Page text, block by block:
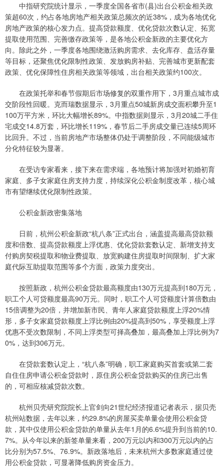
中指研究院统计显示，一季度全国各省市(县)出台公积金相关政
策超60次，约占各地房地产相关政策总频次的近38%，成为各地优化
房地产政策的核心发力点。提高贷款额度、优化贷款次数认定、拓宽
提取使用范围、完善缴存政策等，是各地公积金新政的主要优化方
向。除此之外，一季度各地围绕激活购房需求、去化库存、盘活存量
等目标，还聚焦优化限制性政策、发放购房补贴、完善城市更新配套
政策、优化保障性住房相关政策等领域，出台相关政策约100次。
在政策托举和春节假期后市场修复的双重作用下，3月重点城市成
交阶段性回暖。克而瑞数据显示，3月重点50城新房成交面积攀升至1
100万平方米，环比大幅增长89%。中指数据则显示，3月20城二手住
宅成交14.8万套，环比增长119%，春节后二手房成交量已连续5周环
比回升。不过，当前房地产市场整体仍处于调整阶段，不同能级城市
分化特征较为显著。
在受访专家看来，接下来在需求端，各地预计将加强对初婚初育
家庭、多子女家庭住房支持力度，持续深化公积金制度改革，核心城
市有望继续优化限制性政策。
公积金新政密集落地
日前，杭州公积金新政“杭八条”正式出台，涵盖提高最高贷款额
度和倍数、提高贷款额度上浮优惠、优化贷款套数认定、新增支持支
付购房契税提取和物业费提取、放宽购建住房提取时间限制、扩大家
庭代际互助提取范围等多个方面，政策力度突出。
按照新政，杭州公积金贷款最高额度由130万元提高到180万元，
职工个人可贷额度最高90万元。同时，职工个人可贷额度计算倍数由
15倍调整为20倍，并增加新市民、青年人家庭贷款额度上浮20%情
形，多子女家庭贷款额度上浮比例由20%提高到50%，享受额度上浮
优惠不受次数限制，不同上浮类型可择高叠加，最高叠加上浮比例为7
0%，达到306万元。
在贷款套数认定上，“杭八条”明确，职工家庭购买首套或第二套
自住住房申请公积金贷款时，原住房公积金贷款购买的住房已出售
的，可相应核减贷款次数。
杭州贝壳研究院院长上官剑向21世纪经济报道记者表示，据贝壳
杭州站数据，去年以来，约29.8%的房屋买卖单量会使用公积金贷
款，其中仅使用公积金贷款的单量从去年1月的6.6%提升到当前的10.
7%。从今年以来的新签单量来看，200万元以内和300万元以内的占
比分别为57.5%、76.9%。新政落地后，未来杭州大多数家庭通过使
用公积金贷款，可显著降低购房资金压力。